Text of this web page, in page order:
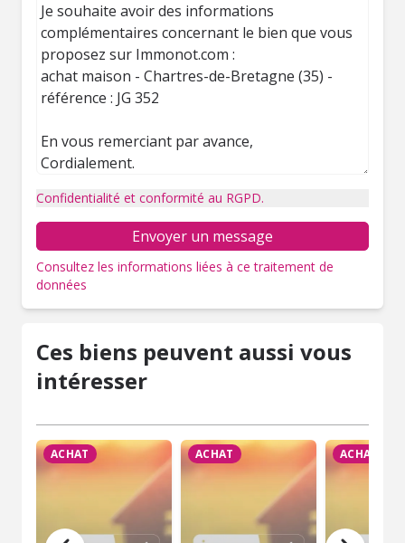
Confidentialité et conformité au RGPD.
Envoyer un message
Consultez les informations liées à ce traitement de
données
Ces biens peuvent aussi vous
intéresser
ACHAT ACHAT ACHAT